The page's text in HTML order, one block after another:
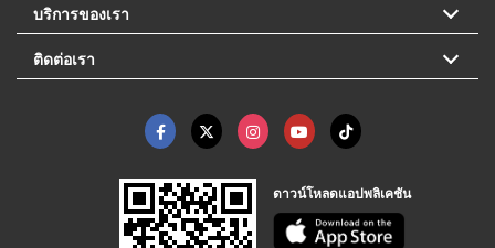
บริการของเรา
ติดต่อเรา
ดาวน์โหลดแอปพลิเคชัน